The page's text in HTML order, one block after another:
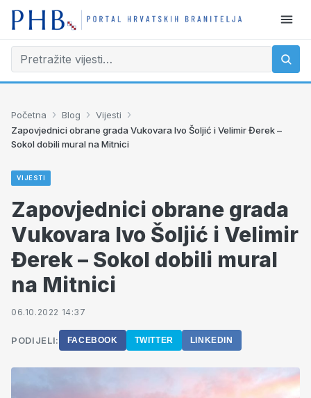
Početna › Blog › Vijesti ›
Zapovjednici obrane grada Vukovara Ivo Šoljić i Velimir Đerek –
Sokol dobili mural na Mitnici
VIJESTI
Zapovjednici obrane grada
Vukovara Ivo Šoljić i Velimir
Đerek – Sokol dobili mural
na Mitnici
06.10.2022 14:37
PODIJELI: FACEBOOK TWITTER LINKEDIN